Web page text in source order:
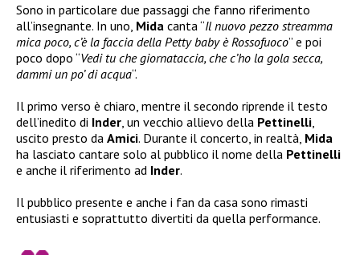
Sono in particolare due passaggi che fanno riferimento
all’insegnante. In uno, Mida canta “Il nuovo pezzo streamma
mica poco, c’è la faccia della Petty baby è Rossofuoco” e poi
poco dopo “Vedi tu che giornataccia, che c’ho la gola secca,
dammi un po’ di acqua“.
Il primo verso è chiaro, mentre il secondo riprende il testo
dell’inedito di Inder , un vecchio allievo della Pettinelli
uscito presto da Amici. Durante il concerto, in realtà, Mida
ha lasciato cantare solo al pubblico il nome della Pettinelli
e anche il riferimento ad Inder.
Il pubblico presente e anche i fan da casa sono rimasti
entusiasti e soprattutto divertiti da quella performance.